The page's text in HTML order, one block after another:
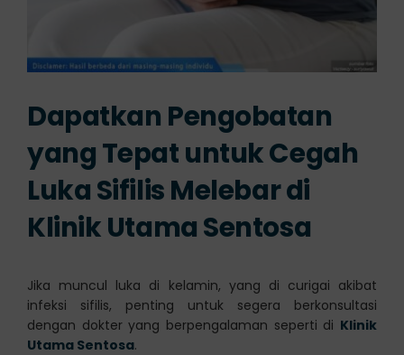
Dapatkan Pengobatan
yang Tepat untuk Cegah
Luka Sifilis Melebar di
Klinik Utama Sentosa
Jika muncul luka di kelamin, yang di curigai akibat
infeksi sifilis, penting untuk segera berkonsultasi
dengan dokter yang berpengalaman seperti di Klinik
Utama Sentosa.